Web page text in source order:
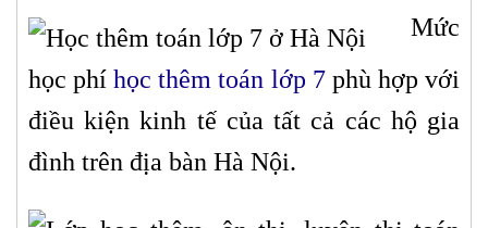
Mức
học phíhọc thêm toán lớp 7phù hợp với
điều kiện kinh tế của tất cả các hộ gia
đình trên địa bàn Hà Nội.